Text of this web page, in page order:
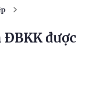
được